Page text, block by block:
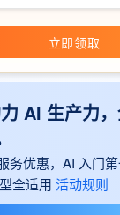
立即领取
AI 生产力
务优惠，AI 入门
全适用 活动规则